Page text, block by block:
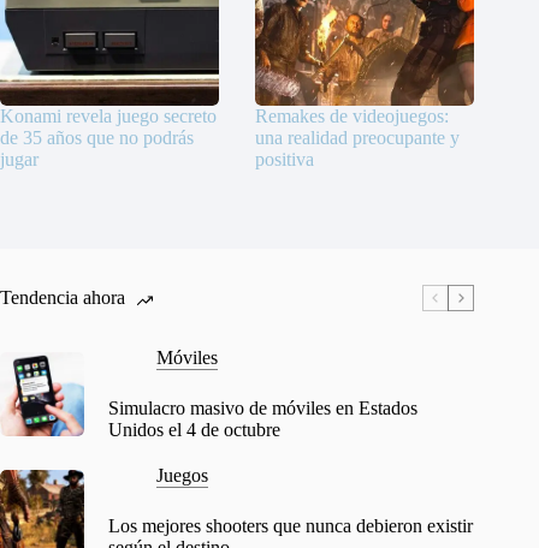
Konami revela juego secreto
de 35 años que no podrás
jugar
Remakes de videojuegos:
una realidad preocupante y
positiva
Tendencia ahora
Móviles
Simulacro masivo de móviles en Estados
Unidos el 4 de octubre
Juegos
Los mejores shooters que nunca debieron existir